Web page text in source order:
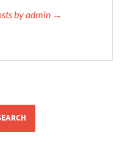
by admin →